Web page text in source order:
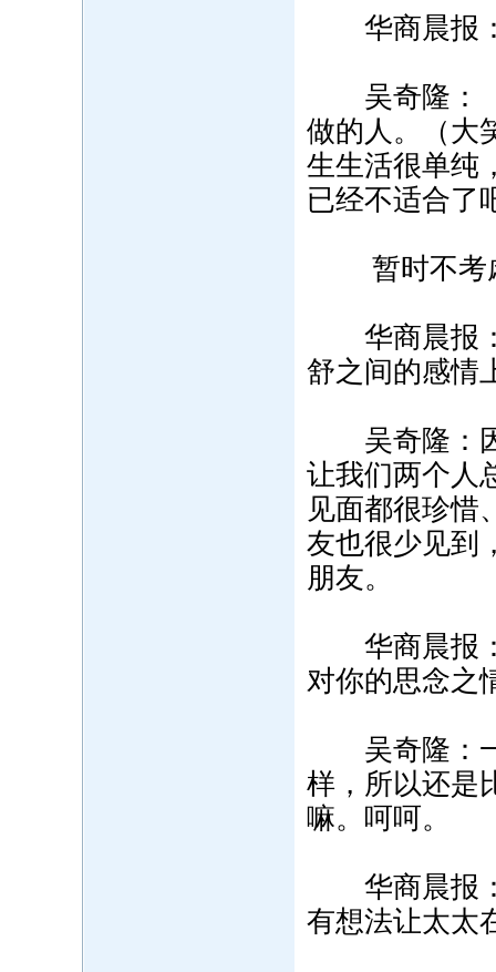
华商晨报：
吴奇隆：（
做的人。（大
生生活很单纯
已经不适合了
暂时不考
华商晨报：
舒之间的感情
吴奇隆：因
让我们两个人
见面都很珍惜
友也很少见到
朋友。
华商晨报：
对你的思念之
吴奇隆：一
样，所以还是
嘛。呵呵。
华商晨报：
有想法让太太